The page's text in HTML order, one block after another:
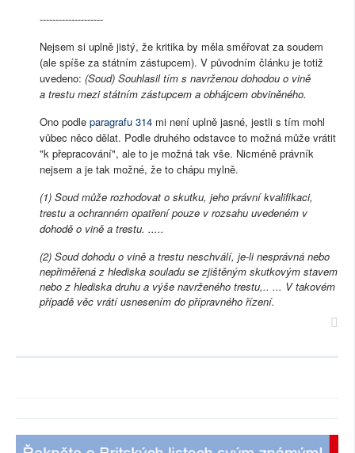
--------------------
Nejsem si uplně jistý, že kritika by měla směřovat za soudem
(ale spíše za státním zástupcem). V původním článku je totiž
uvedeno: (Soud) Souhlasil tím s navrženou dohodou o vině
a trestu mezi státním zástupcem a obhájcem obviněného.
Ono podle paragrafu 314 mi není uplně jasné, jestli s tím mohl
vůbec něco dělat. Podle druhého odstavce to možná může vrátit
"k přepracování", ale to je možná tak vše. Nicméně právník
nejsem a je tak možné, že to chápu mylně.
(1) Soud může rozhodovat o skutku, jeho právní kvalifikaci,
trestu a ochranném opatření pouze v rozsahu uvedeném v
dohodě o vině a trestu. .....
(2) Soud dohodu o vině a trestu neschválí, je-li nesprávná nebo
nepřiměřená z hlediska souladu se zjištěným skutkovým stavem
nebo z hlediska druhu a výše navrženého trestu,.. ... V takovém
případě věc vrátí usnesením do přípravného řízení.